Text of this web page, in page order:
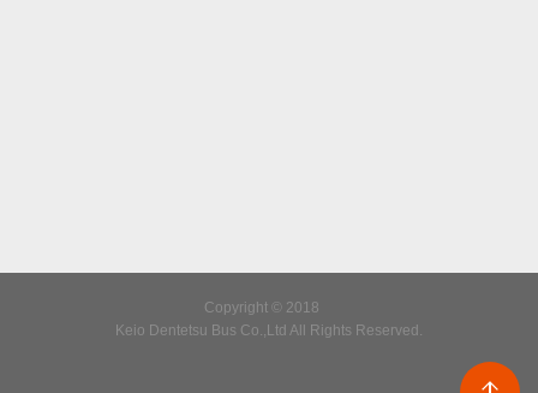
Copyright © 2018
Keio Dentetsu Bus Co.,Ltd All Rights Reserved.